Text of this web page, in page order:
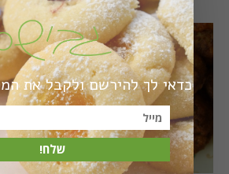
6
כדאי לך להירשם ולקבל את
שלח!